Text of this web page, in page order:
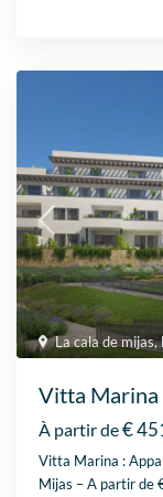
La cala de mijas,
Vitta Marina
À partir de€
Vitta Marina :
Mijas – A partir de